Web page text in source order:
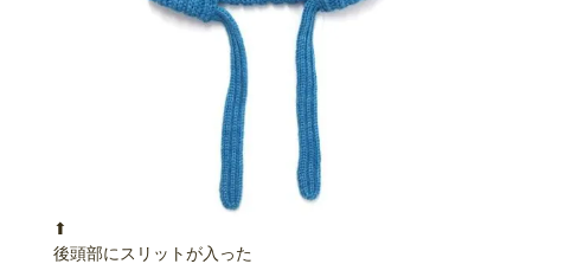
⬆︎
後頭部にスリットが入った